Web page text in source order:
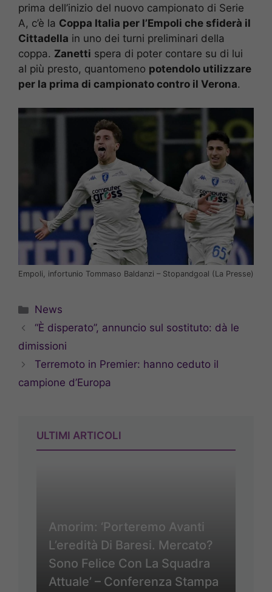
prima dell’inizio del nuovo campionato di Serie
A, c’è la Coppa Italia per l’Empoli che sfiderà il
Cittadella in uno dei turni preliminari della
coppa. Zanetti spera di poter contare su di lui
al più presto, quantomeno potendolo utilizzare
per la prima di campionato contro il Verona.
Empoli, infortunio Tommaso Baldanzi – Stopandgoal (La Presse)
Categorie
News
“È disperato”, annuncio sul sostituto: dà le
dimissioni
Terremoto in Premier: hanno ceduto il
campione d’Europa
ULTIMI ARTICOLI
Amorim: ‘Porteremo Avanti
L’eredità Di Baresi. Mercato?
Sono Felice Con La Squadra
Attuale’ – Conferenza Stampa